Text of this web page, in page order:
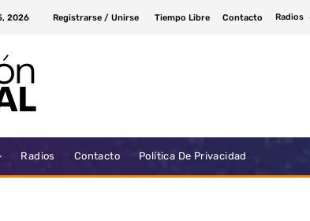
2026 Registrarse / Unirse Tiempo Libre Contacto Radios
Radios Contacto Política De Privacidad